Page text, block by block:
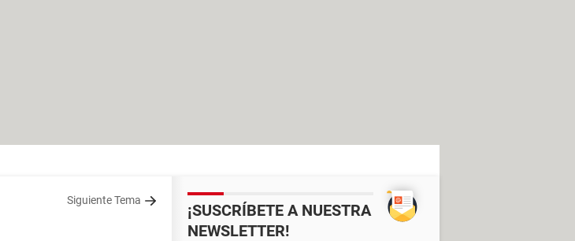
Siguiente Tema
¡SUSCRÍBETE A NUESTRA
NEWSLETTER!